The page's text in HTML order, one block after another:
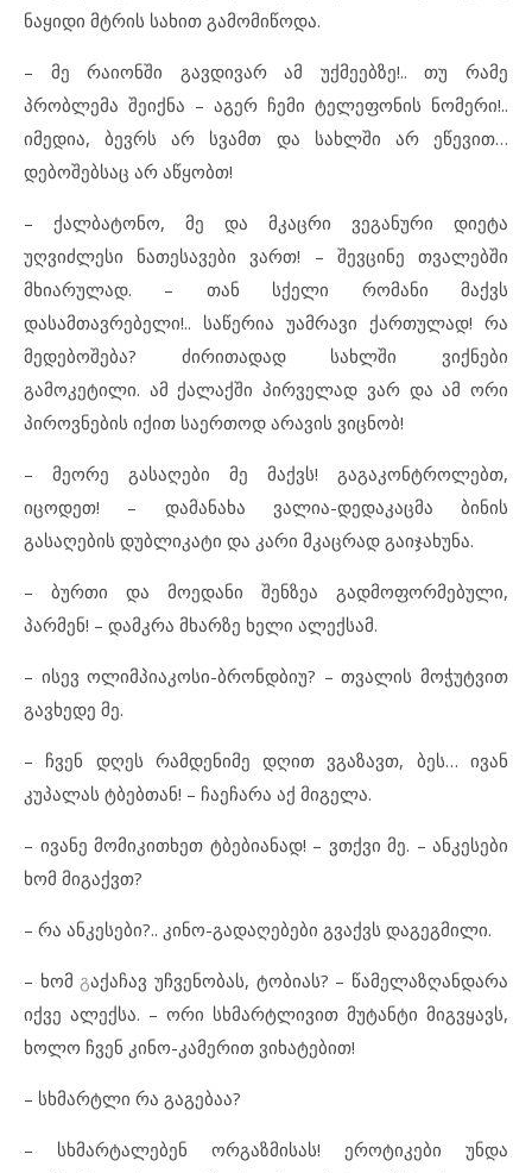
ნაყიდი მტრის სახით გამომიწოდა.
– მე რაიონში გავდივარ ამ უქმეებზე!.. თუ რამე
პრობლემა შეიქნა – აგერ ჩემი ტელეფონის ნომერი!..
იმედია, ბევრს არ სვამთ და სახლში არ ეწევით…
დებოშებსაც არ აწყობთ!
– ქალბატონო, მე და მკაცრი ვეგანური დიეტა
უღვიძლესი ნათესავები ვართ! – შევცინე თვალებში
მხიარულად. – თან სქელი რომანი მაქვს
დასამთავრებელი!.. საწერია უამრავი ქართულად! რა
მედებოშება? ძირითადად სახლში ვიქნები
გამოკეტილი. ამ ქალაქში პირველად ვარ და ამ ორი
პიროვნების იქით საერთოდ არავის ვიცნობ!
– მეორე გასაღები მე მაქვს! გაგაკონტროლებთ,
იცოდეთ! – დამანახა ვალია-დედაკაცმა ბინის
გასაღების დუბლიკატი და კარი მკაცრად გაიჯახუნა.
– ბურთი და მოედანი შენზეა გადმოფორმებული,
პარმენ! – დამკრა მხარზე ხელი ალექსამ.
– ისევ ოლიმპიაკოსი-ბრონდბიუ? – თვალის მოჭუტვით
გავხედე მე.
– ჩვენ დღეს რამდენიმე დღით ვგაზავთ, ბეს… ივან
კუპალას ტბებთან! – ჩაეჩარა აქ მიგელა.
– ივანე მომიკითხეთ ტბებიანად! – ვთქვი მე. – ანკესები
ხომ მიგაქვთ?
– რა ანკესები?.. კინო-გადაღებები გვაქვს დაგეგმილი.
– ხომ გაქაჩავ უჩვენობას, ტობიას? – წამელაზღანდარა
იქვე ალექსა. – ორი სხმარტლივით მუტანტი მიგვყავს,
ხოლო ჩვენ კინო-კამერით ვიხატებით!
– სხმარტლი რა გაგებაა?
– სხმარტალებენ ორგაზმისას! ეროტიკები უნდა